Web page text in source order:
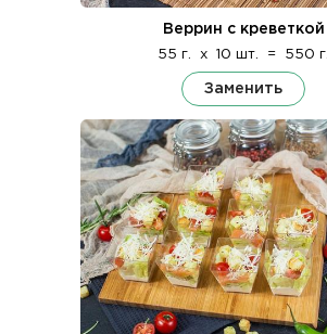
Веррин с креветкой
55 г. x 10 шт. = 550 г.
Заменить